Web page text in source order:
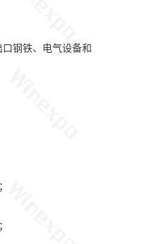
钢铁、电气设备和